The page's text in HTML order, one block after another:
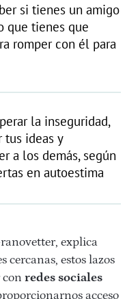
si tienes un amigo
que tienes que
romper con él para
la inseguridad,
tus ideas y
a los demás, según
en autoestima
explica
cercanas, estos lazos
con redes sociales
acceso